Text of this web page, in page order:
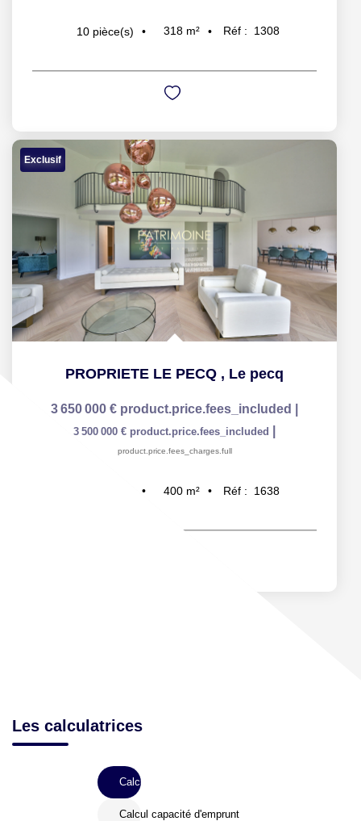
10 pièce(s) 318 m² Réf : 1308
Exclusif
PROPRIETE LE PECQ , Le pecq
3 650 000 € product.price.fees_included
3 500 000 € product.price.fees_included
product.price.fees_charges.full
400 m² Réf : 1638
Les calculatrices
Calcul Frais de notaire
Calcul capacité d'emprunt